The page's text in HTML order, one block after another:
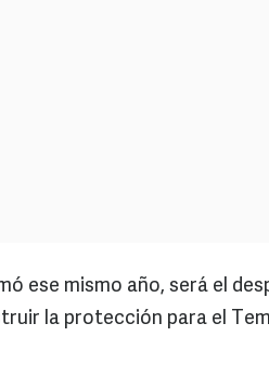
ese mismo año, será el
la protección para el